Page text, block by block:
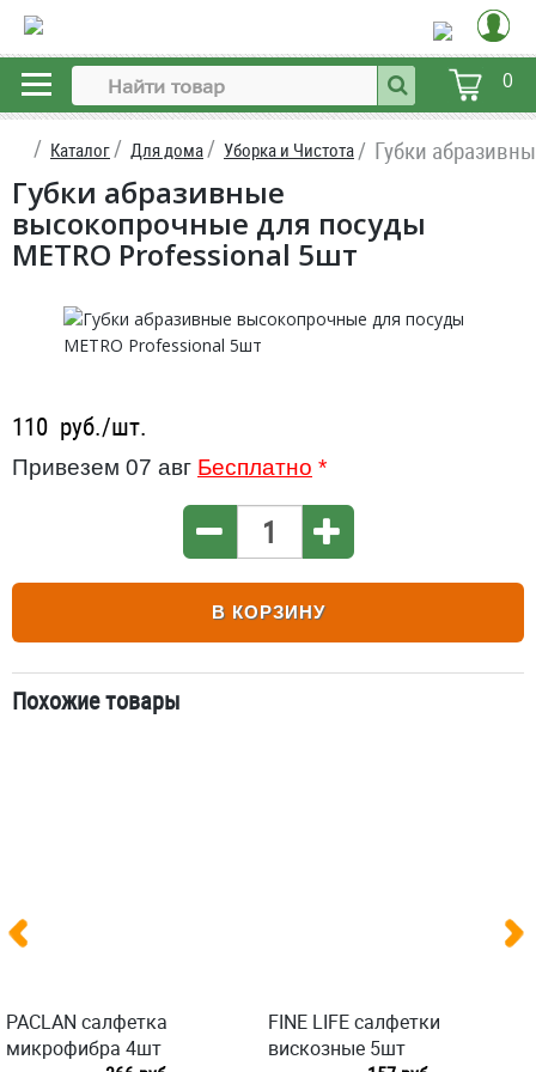
0
Каталог Для дома Уборка и Чистота Губки
Губки абразивные
высокопрочные для посуды
METRO Professional 5шт
110 руб./шт.
Привезем 07 авг Бесплатно *
В КОРЗИНУ
Похожие товары
PACLAN салфетка
микрофибра 4шт
FINE LIFE салфетки
вискозные 5шт